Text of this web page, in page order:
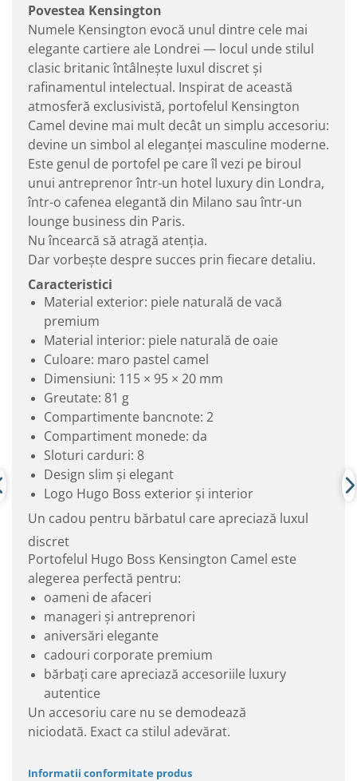
Povestea Kensington
Numele Kensington evocă unul dintre cele mai
elegante cartiere ale Londrei — locul unde stilul
clasic britanic întâlnește luxul discret și
rafinamentul intelectual. Inspirat de această
atmosferă exclusivistă, portofelul Kensington
Camel devine mai mult decât un simplu accesoriu:
devine un simbol al eleganței masculine moderne.
Este genul de portofel pe care îl vezi pe biroul
unui antreprenor într-un hotel luxury din Londra,
într-o cafenea elegantă din Milano sau într-un
lounge business din Paris.
Nu încearcă să atragă atenția.
Dar vorbește despre succes prin fiecare detaliu.
Caracteristici
Material exterior: piele naturală de vacă
premium
Material interior: piele naturală de oaie
Culoare: maro pastel camel
Dimensiuni: 115 × 95 × 20 mm
Greutate: 81 g
Compartimente bancnote: 2
Compartiment monede: da
Sloturi carduri: 8
Design slim și elegant
Logo Hugo Boss exterior și interior
Un cadou pentru bărbatul care apreciază luxul
discret
Portofelul Hugo Boss Kensington Camel este
alegerea perfectă pentru:
oameni de afaceri
manageri și antreprenori
aniversări elegante
cadouri corporate premium
bărbați care apreciază accesoriile luxury
autentice
Un accesoriu care nu se demodează
niciodată. Exact ca stilul adevărat.
Informatii conformitate produs